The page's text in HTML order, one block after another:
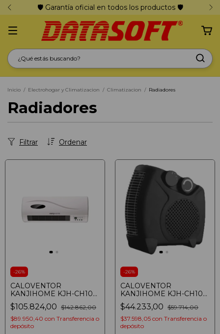
🛡️ Garantía oficial en todos los productos 🛡️
Inicio / Electrohogar y Climatizacion / Climatizacion / Radiadores
Radiadores
Ordenar
Filtrar
-26%
CALOVENTOR
KANJIHOME KJH-CH105
SPLIT
$105.824,00 $142.862,00
$89.950,40 con Transferencia o
depósito
-26%
CALOVENTOR
KANJIHOME KJH-CH106
VERTICAL NEGRO
(81073701146849)
$44.233,00 $59.714,00
$37.598,05 con Transferencia o
depósito